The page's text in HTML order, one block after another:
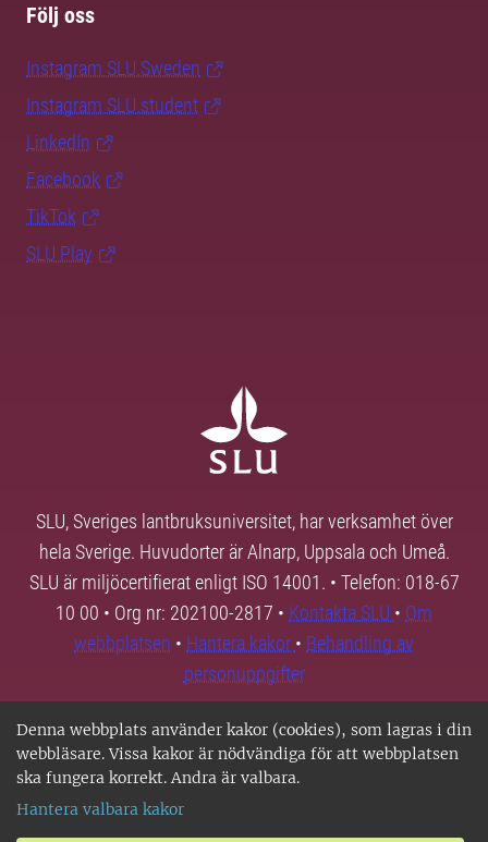
Denna webbplats använder kakor (cookies), som lagras i din
webbläsare. Vissa kakor är nödvändiga för att webbplatsen
ska fungera korrekt. Andra är valbara.
Hantera valbara kakor
Följ oss
Instagram SLU.Sweden
Instagram SLU.student
LinkedIn
Facebook
TikTok
SLU Play
SLU, Sveriges lantbruksuniversitet, har verksamhet över
hela Sverige. Huvudorter är Alnarp, Uppsala och Umeå.
SLU är miljöcertifierat enligt ISO 14001. • Telefon: 018-67
10 00 • Org nr: 202100-2817 • Kontakta SLU • Om
webbplatsen • Hantera kakor • Behandling av
personuppgifter